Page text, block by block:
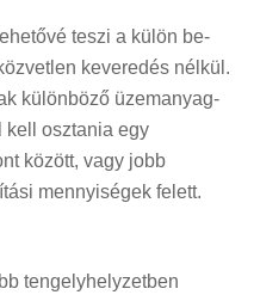
teszi a külön be-
keveredés nélkül.
különböző üzemanyag-
kell osztania egy
között, vagy jobb
mennyiségek felett.
tengelyhelyzetben